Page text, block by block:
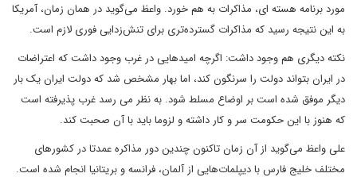
مورد برنامه هسته ای، مذاکرات به هم خورد. واعظ می‌گوید در همان زمان، آمریکا
به این نتیجه رسید که مذاکرات گسترده‌تری برای تنش‌زدایی فوری لازم است.
نکته دیگری هم وجود داشت: اگرچه امیدهایی در غرب وجود داشت که اعتراضات
در ایران بتواند دولت را سرنگون کند، اما بهار مشخص شد که دولت ایران یک بار
دیگر موفق شده است بر اوضاع مسلط شود. به نظر می رسد غرب پذیرفته است
که هنوز با این حکومت سر و کار داشته و لزوما باید با آن صحبت کند.
علی واعظ می‌گوید از آن زمان تاکنون چندین دور مذاکره عمدتا در کشورهای
مختلف خلیج فارس با دیپلمات‌هایی از آلمان، فرانسه و بریتانیا انجام شده است.